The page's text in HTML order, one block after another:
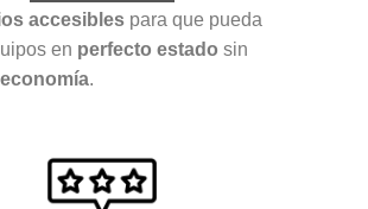
accesibles para que pueda
en perfecto estado sin
economía.